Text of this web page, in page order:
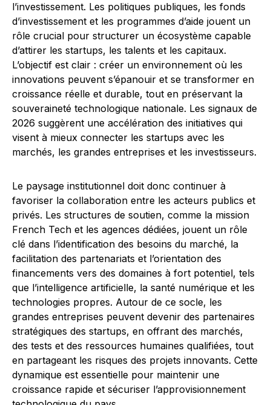
l’investissement. Les politiques publiques, les fonds
d’investissement et les programmes d’aide jouent un
rôle crucial pour structurer un écosystème capable
d’attirer les startups, les talents et les capitaux.
L’objectif est clair : créer un environnement où les
innovations peuvent s’épanouir et se transformer en
croissance réelle et durable, tout en préservant la
souveraineté technologique nationale. Les signaux de
2026 suggèrent une accélération des initiatives qui
visent à mieux connecter les startups avec les
marchés, les grandes entreprises et les investisseurs.
Le paysage institutionnel doit donc continuer à
favoriser la collaboration entre les acteurs publics et
privés. Les structures de soutien, comme la mission
French Tech et les agences dédiées, jouent un rôle
clé dans l’identification des besoins du marché, la
facilitation des partenariats et l’orientation des
financements vers des domaines à fort potentiel, tels
que l’intelligence artificielle, la santé numérique et les
technologies propres. Autour de ce socle, les
grandes entreprises peuvent devenir des partenaires
stratégiques des startups, en offrant des marchés,
des tests et des ressources humaines qualifiées, tout
en partageant les risques des projets innovants. Cette
dynamique est essentielle pour maintenir une
croissance rapide et sécuriser l’approvisionnement